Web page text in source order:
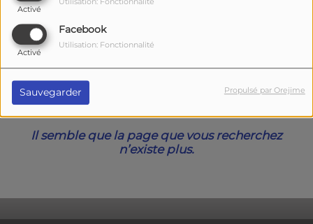
Activé
Facebook
Activé
Utilisation: Fonctionnalité
Sauvegarder Propulsé par Orejime
Oups, vous avez
rencontré une erreur.
Il semble que la page que vous recherchez
n’existe plus.